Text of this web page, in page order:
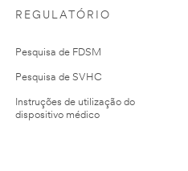
REGULATÓRIO
Pesquisa de FDSM
Pesquisa de SVHC
Instruções de utilização do
dispositivo médico